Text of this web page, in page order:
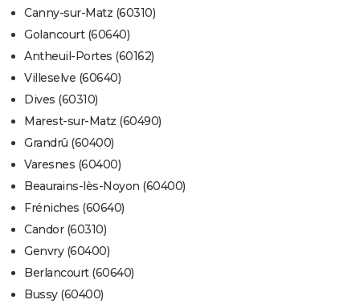
Canny-sur-Matz (60310)
Golancourt (60640)
Antheuil-Portes (60162)
Villeselve (60640)
Dives (60310)
Marest-sur-Matz (60490)
Grandrû (60400)
Varesnes (60400)
Beaurains-lès-Noyon (60400)
Fréniches (60640)
Candor (60310)
Genvry (60400)
Berlancourt (60640)
Bussy (60400)